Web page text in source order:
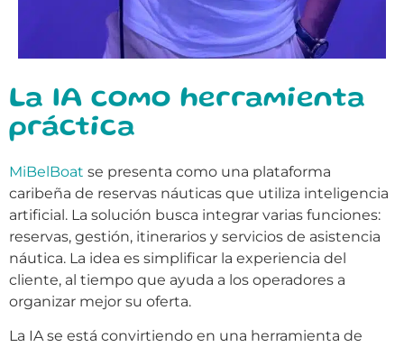
La IA como herramienta
práctica
MiBelBoat se presenta como una plataforma
caribeña de reservas náuticas que utiliza inteligencia
artificial. La solución busca integrar varias funciones:
reservas, gestión, itinerarios y servicios de asistencia
náutica. La idea es simplificar la experiencia del
cliente, al tiempo que ayuda a los operadores a
organizar mejor su oferta.
La IA se está convirtiendo en una herramienta de